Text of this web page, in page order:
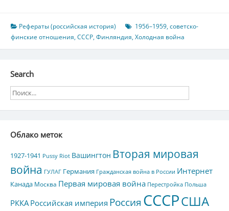
Рефераты (российская история) 1956–1959,советско-
финские отношения,СССР,Финляндия,Холодная война
Search
Облако меток
1927-1941 Pussy Riot Вашингтон Вторая мировая
война ГУЛАГ Германия Гражданская война в России Интернет
Канада Москва Первая мировая война Перестройка Польша
РККА Российская империя Россия СССРСША